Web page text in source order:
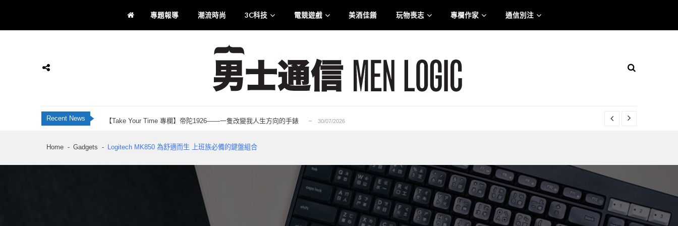
專題報導 潮流時尚 3C科技 電競遊戲 美酒佳餚 玩物喪志 專欄作家 通信別注
男士通信
男士專屬
Recent News
JBL Live 全新智慧降噪耳機系列 藍牙 6.0 智慧觸控盒震撼登港 25/07/2026
香港科研28年品牌 INNOTIER 創辦人Juliana 專訪：從口罩到貼身衣物 最高規格的防護... 21/07/2026
Momax 屯門市廣場品牌店正式開業！「Recharge for Tuen Mun」為主題注入生活能量... 12/07/2026
刺客教條：黑旗同步重置 評測：海盜黃金時代的忠實重生，Ubisoft 的一次及時救贖...
香港科研28年品牌 INNOTIER 創辦人Juliana 專訪：從口罩到貼身衣物 最高規格的防護...
Momax 屯門市廣場品牌店正式開業！「Recharge for Tuen Mun」為主題注入生活能量... 12/07/2026
【Take Your Time 專欄】帝陀1926——一隻改變我人生方向的手錶 30/07/2026
刺客教條：黑旗同步重置 評測：海盜黃金時代的忠實重生，Ubisoft 的一次及時救贖... 29/07/2026
JBL Live 全新智慧降噪耳機系列 藍牙 6.0 智慧觸控盒震撼登港 25/07/2026
Home Gadgets Logitech MK850 為舒適而生 上班族必備的鍵盤組合